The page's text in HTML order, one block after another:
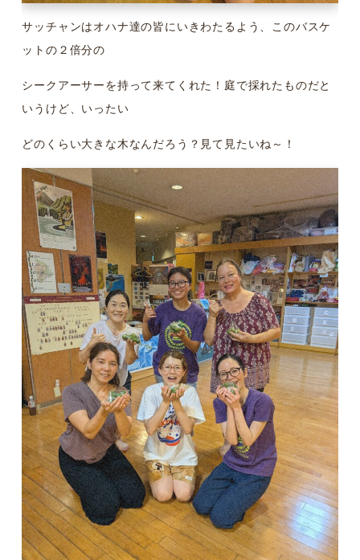
サッチャンはオハナ達の皆にいきわたるよう、このバスケ
ットの２倍分の
シークアーサーを持って来てくれた！庭で採れたものだと
いうけど、いったい
どのくらい大きな木なんだろう？見て見たいね～！